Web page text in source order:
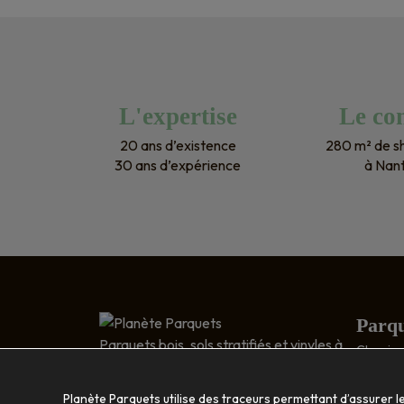
L'expertise
20 ans d’existence
30 ans d’expérience
Le
280 m² de
à
Parquets bois, sols stratifiés et vinyles à
Classic
Bois
Planète Parquets utilise des traceurs permettant